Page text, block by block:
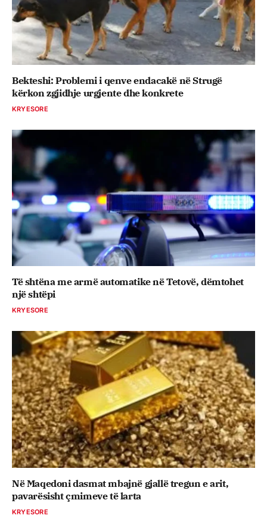
Bekteshi: Problemi i qenve endacakë në Strugë
kërkon zgjidhje urgjente dhe konkrete
KRYESORE
Të shtëna me armë automatike në Tetovë, dëmtohet
një shtëpi
KRYESORE
Në Maqedoni dasmat mbajnë gjallë tregun e arit,
pavarësisht çmimeve të larta
KRYESORE